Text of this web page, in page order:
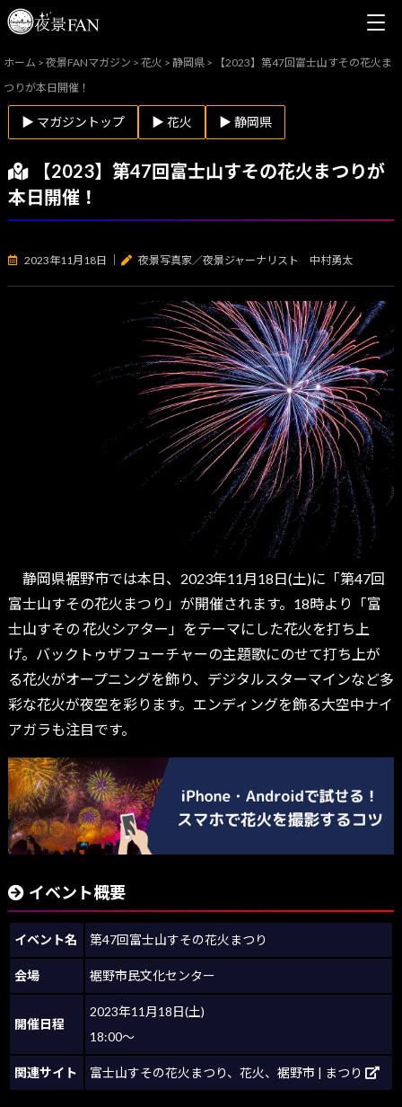
ホーム >夜景FANマガジン >花火 >静岡県 >
【2023】第47回富士山すその花火ま
つりが本日開催！
▶ マガジントップ ▶ 花火 ▶ 静岡県
【2023】第47回富士山すその花火まつりが
本日開催！
2023年11月18日 夜景写真家／夜景ジャーナリスト 中村勇太
静岡県裾野市では本日、2023年11月18日(土)に「第47回
富士山すその花火まつり」が開催されます。18時より「富
士山すその 花火シアター」をテーマにした花火を打ち上
げ。バックトゥザフューチャーの主題歌にのせて打ち上が
る花火がオープニングを飾り、デジタルスターマインなど多
彩な花火が夜空を彩ります。エンディングを飾る大空中ナイ
アガラも注目です。
イベント概要
イベント名 第47回富士山すその花火まつり
会場 裾野市民文化センター
開催日程
2023年11月18日(土)
18:00～
関連サイト 富士山すその花火まつり、花火、裾野市 | まつり